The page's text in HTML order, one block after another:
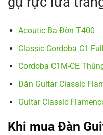
Acoutic Ba Đờn T400
Classic Cordoba C1 Full
Cordoba C1M-CE
Đàn Guitar Classic
Guitar Classic
Khi mua Đàn